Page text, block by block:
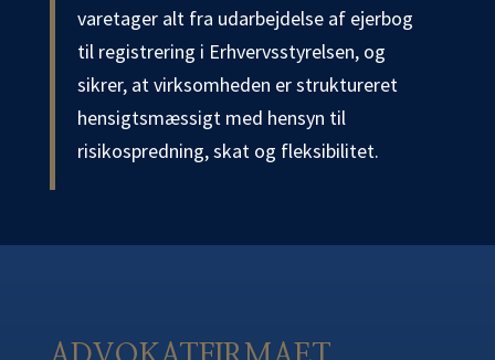
varetager alt fra udarbejdelse af ejerbog
til registrering i Erhvervsstyrelsen, og
sikrer, at virksomheden er struktureret
hensigtsmæssigt med hensyn til
risikospredning, skat og fleksibilitet.